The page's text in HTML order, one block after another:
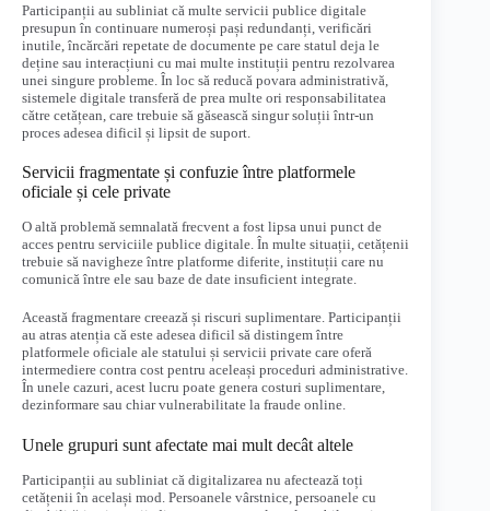
Participanții au subliniat că multe servicii publice digitale
presupun în continuare numeroși pași redundanți, verificări
inutile, încărcări repetate de documente pe care statul deja le
deține sau interacțiuni cu mai multe instituții pentru rezolvarea
unei singure probleme. În loc să reducă povara administrativă,
sistemele digitale transferă de prea multe ori responsabilitatea
către cetățean, care trebuie să găsească singur soluții într-un
proces adesea dificil și lipsit de suport.
Servicii fragmentate și confuzie între platformele
oficiale și cele private
O altă problemă semnalată frecvent a fost lipsa unui punct de
acces pentru serviciile publice digitale. În multe situații, cetățenii
trebuie să navigheze între platforme diferite, instituții care nu
comunică între ele sau baze de date insuficient integrate.
Această fragmentare creează și riscuri suplimentare. Participanții
au atras atenția că este adesea dificil să distingem între
platformele oficiale ale statului și servicii private care oferă
intermediere contra cost pentru aceleași proceduri administrative.
În unele cazuri, acest lucru poate genera costuri suplimentare,
dezinformare sau chiar vulnerabilitate la fraude online.
Unele grupuri sunt afectate mai mult decât altele
Participanții au subliniat că digitalizarea nu afectează toți
cetățenii în același mod. Persoanele vârstnice, persoanele cu